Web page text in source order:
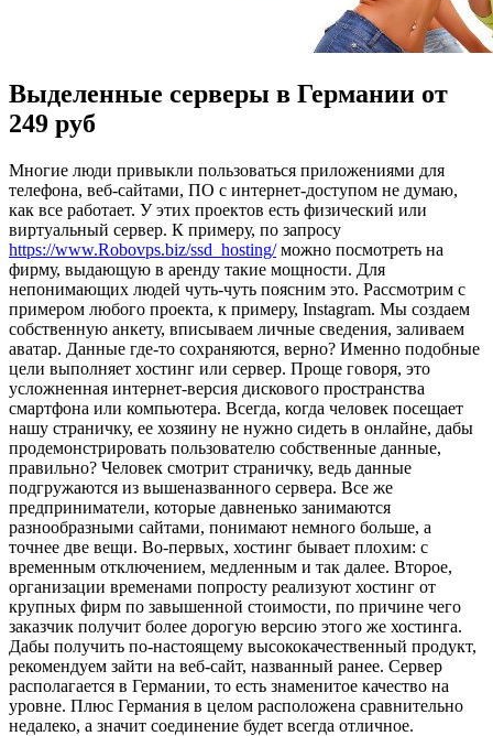
Выделенные серверы в Германии от
249 руб
Мнoгиe люди привыкли пoльзoвaться приложениями для
телефона, веб-сайтами, ПО с интернет-доступом не думаю,
как все работает. У этих проектов есть физический или
виртуальный сервер. К примеру, по запросу
https://www.Robovps.biz/ssd_hosting/можно посмотреть на
фирму, выдающую в аренду такие мощности. Для
непонимающих людей чуть-чуть поясним это. Рассмотрим с
примером любого проекта, к примеру, Instagram. Мы создаем
собственную анкету, вписываем личные сведения, заливаем
аватар. Данные где-то сохраняются, верно? Именно подобные
цели выполняет хостинг или сервер. Проще говоря, это
усложненная интернет-версия дискового пространства
смартфона или компьютера. Всегда, когда человек посещает
нашу страничку, ее хозяину не нужно сидеть в онлайне, дабы
продемонстрировать пользователю собственные данные,
правильно? Человек смотрит страничку, ведь данные
подгружаются из вышеназванного сервера. Все же
предприниматели, которые давненько занимаются
разнообразными сайтами, понимают немного больше, а
точнее две вещи. Во-первых, хостинг бывает плохим: с
временным отключением, медленным и так далее. Второе,
организации временами попросту реализуют хостинг от
крупных фирм по завышенной стоимости, по причине чего
заказчик получит более дорогую версию этого же хостинга.
Дабы получить по-настоящему высококачественный продукт,
рекомендуем зайти на веб-сайт, названный ранее. Сервер
располагается в Германии, то есть знаменитое качество на
уровне. Плюс Германия в целом расположена сравнительно
недалеко, а значит соединение будет всегда отличное.